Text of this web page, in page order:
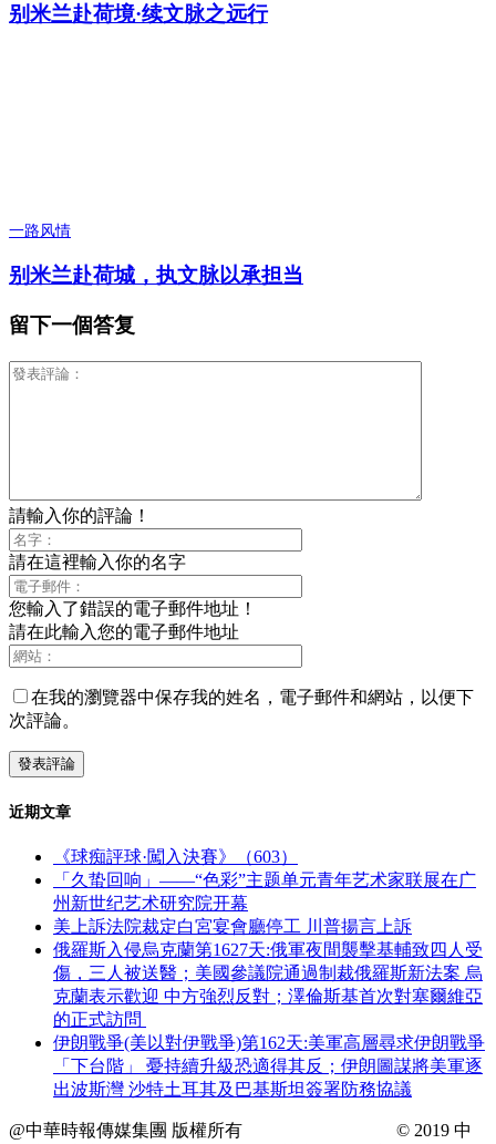
别米兰赴荷境·续文脉之远行
一路风情
别米兰赴荷城，执文脉以承担当
留下一個答复
請輸入你的評論！
請在這裡輸入你的名字
您輸入了錯誤的電子郵件地址！
請在此輸入您的電子郵件地址
在我的瀏覽器中保存我的姓名，電子郵件和網站，以便下
次評論。
近期文章
《球痴評球·闖入決賽》（603）
「久蛰回响」——“色彩”主题单元青年艺术家联展在广
州新世纪艺术研究院开幕
美上訴法院裁定白宮宴會廳停工 川普揚言上訴
俄羅斯入侵烏克蘭第1627天:俄軍夜間襲擊基輔致四人受
傷，三人被送醫；美國參議院通過制裁俄羅斯新法案 烏
克蘭表示歡迎 中方強烈反對；澤倫斯基首次對塞爾維亞
的正式訪問
伊朗戰爭(美以對伊戰爭)第162天:美軍高層尋求伊朗戰爭
「下台階」 憂持續升級恐適得其反；伊朗圖謀將美軍逐
出波斯灣 沙特土耳其及巴基斯坦簽署防務協議
@中華時報傳媒集團 版權所有
© 2019 中